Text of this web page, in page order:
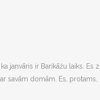
janvāris ir Barikāžu laiks. Es
savām domām. Es,